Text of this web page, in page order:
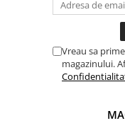
Accesorii instrumente
Luxmetru
Osciloscoape
Vreau sa
magazinului.